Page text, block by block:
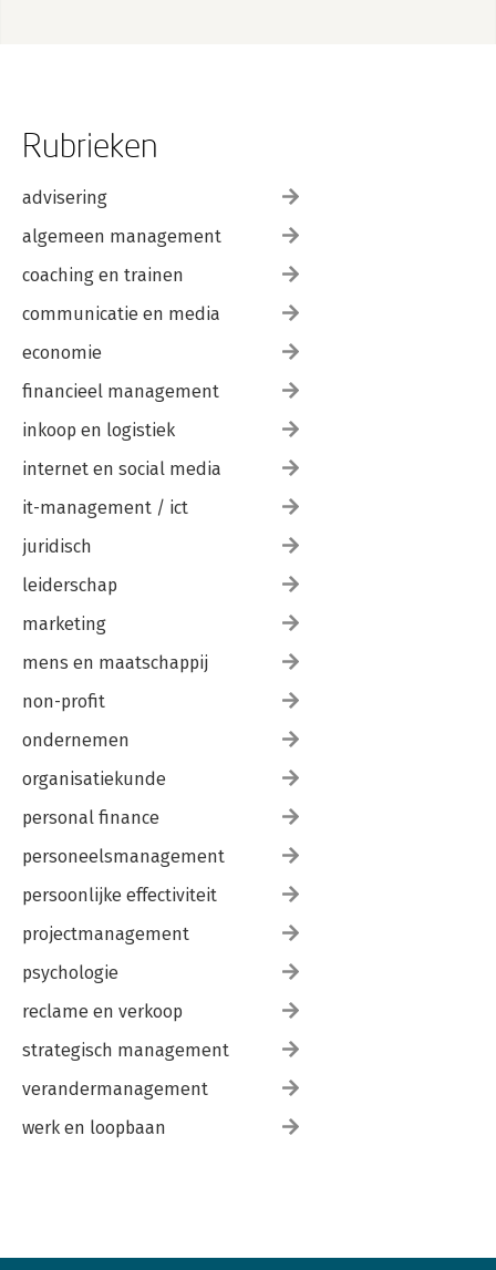
Rubrieken
advisering
algemeen management
coaching en trainen
communicatie en media
economie
financieel management
inkoop en logistiek
internet en social media
it-management / ict
juridisch
leiderschap
marketing
mens en maatschappij
non-profit
ondernemen
organisatiekunde
personal finance
personeelsmanagement
persoonlijke effectiviteit
projectmanagement
psychologie
reclame en verkoop
strategisch management
verandermanagement
werk en loopbaan